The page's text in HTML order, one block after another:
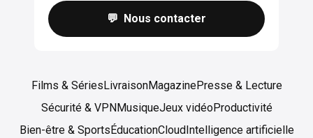
💬 Nous contacter
Films & SériesLivraisonMagazinePresse & Lecture
Sécurité & VPNMusiqueJeux vidéoProductivité
Bien-être & SportsÉducationCloudIntelligence artificielle